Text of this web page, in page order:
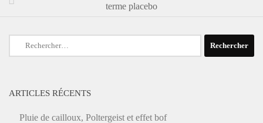
terme placebo
Rechercher :
ARTICLES RÉCENTS
Pluie de cailloux, Poltergeist et effet bof